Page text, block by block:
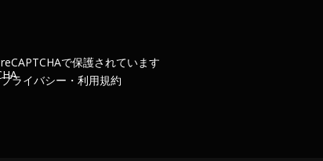
reCAPTCHAで保護されています
プライバシー ・ 利用規約